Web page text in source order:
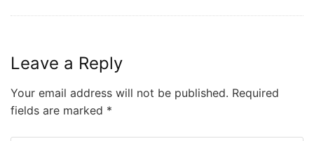
Leave a Reply
Your email address will not be published. Required
fields are marked *